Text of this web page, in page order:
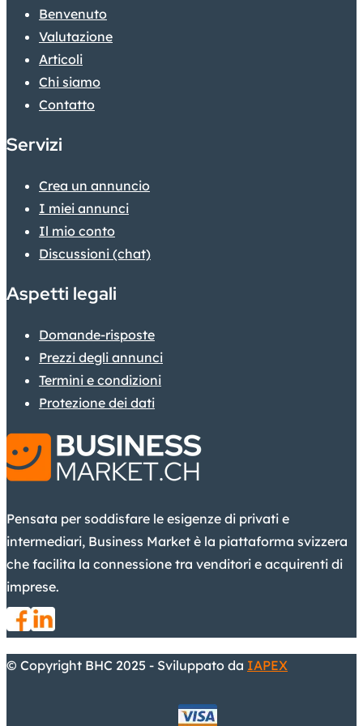
Benvenuto
Valutazione
Articoli
Chi siamo
Contatto
Servizi
Crea un annuncio
I miei annunci
Il mio conto
Discussioni (chat)
Aspetti legali
Domande-risposte
Prezzi degli annunci
Termini e condizioni
Protezione dei dati
Pensata per soddisfare le esigenze di privati e
intermediari, Business Market è la piattaforma svizzera
che facilita la connessione tra venditori e acquirenti di
imprese.
© Copyright BHC 2025 - Sviluppato da IAPEX